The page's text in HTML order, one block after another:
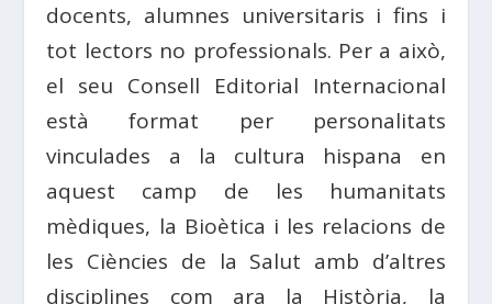
docents, alumnes universitaris i fins i
tot lectors no professionals. Per a això,
el seu Consell Editorial Internacional
està format per personalitats
vinculades a la cultura hispana en
aquest camp de les humanitats
mèdiques, la Bioètica i les relacions de
les Ciències de la Salut amb d’altres
disciplines com ara la Història, la